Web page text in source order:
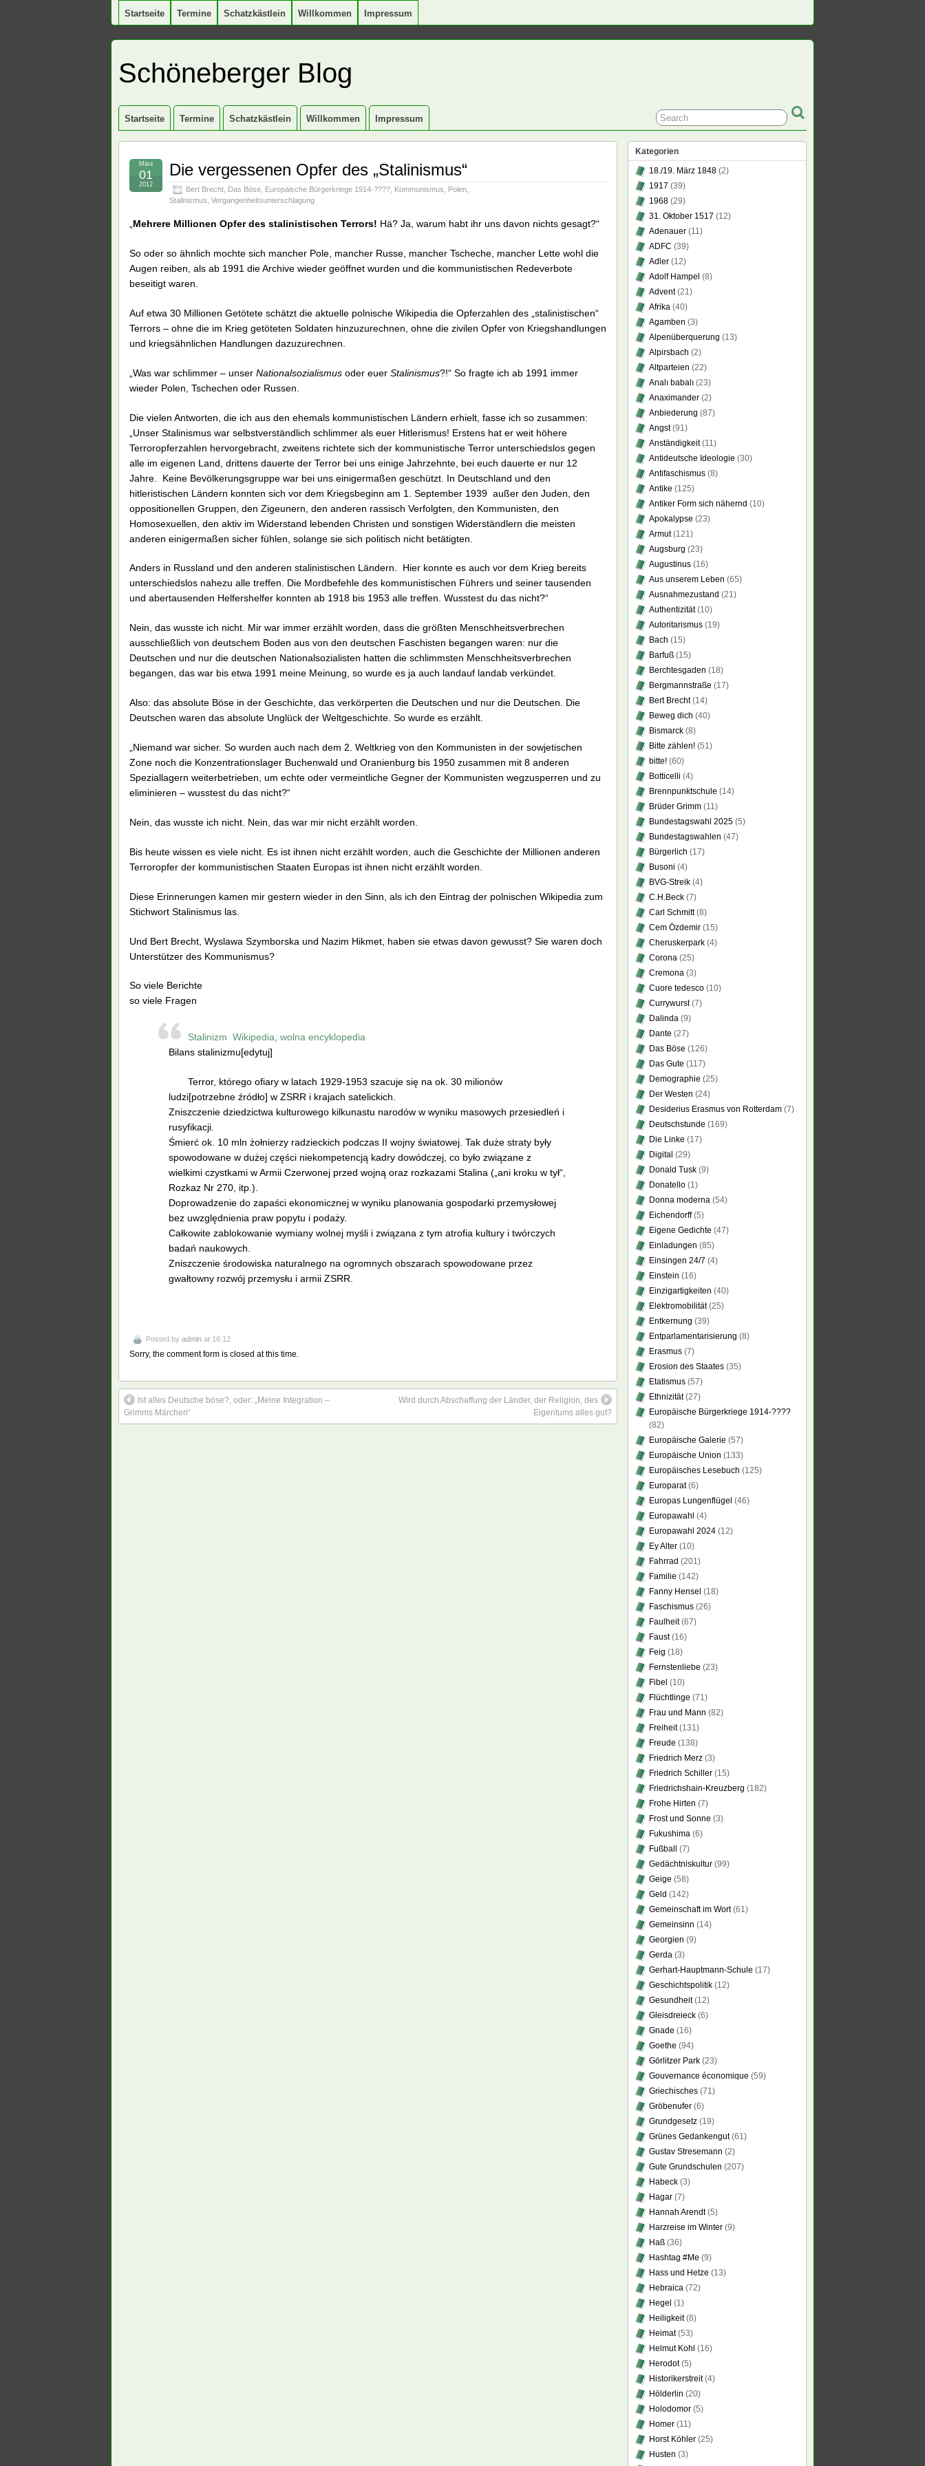
Startseite Termine Schatzkästlein Willkommen Impressum
Schöneberger Blog
Startseite Termine Schatzkästlein Willkommen Impressum
Die vergessenen Opfer des „Stalinismus“
Bert Brecht Das Böse Europäische Bürgerkriege 1914-???? Kommunismus Polen
Stalinismus Vergangenheitsunterschlagung
März
01
2012
Mehrere Millionen Opfer des stalinistischen Terrors! Hä? Ja, warum habt ihr uns davon nichts gesagt?“
So oder so ähnlich mochte sich mancher Pole, mancher Russe, mancher Tscheche, mancher Lette wohl die
Augen reiben, als ab 1991 die Archive wieder geöffnet wurden und die kommunistischen Redeverbote
beseitigt waren.
Auf etwa 30 Millionen Getötete schätzt die aktuelle polnische Wikipedia die Opferzahlen des „stalinistischen“
Terrors – ohne die im Krieg getöteten Soldaten hinzuzurechnen, ohne die zivilen Opfer von Kriegshandlungen
und kriegsähnlichen Handlungen dazuzurechnen.
„Was war schlimmer – unser Nationalsozialismus oder euer Stalinismus?!“ So fragte ich ab 1991 immer
wieder Polen, Tschechen oder Russen.
Die vielen Antworten, die ich aus den ehemals kommunistischen Ländern erhielt, fasse ich so zusammen:
„Unser Stalinismus war selbstverständlich schlimmer als euer Hitlerismus! Erstens hat er weit höhere
Terroropferzahlen hervorgebracht, zweitens richtete sich der kommunistische Terror unterschiedslos gegen
alle im eigenen Land, drittens dauerte der Terror bei uns einige Jahrzehnte, bei euch dauerte er nur 12
Jahre. Keine Bevölkerungsgruppe war bei uns einigermaßen geschützt. In Deutschland und den
hitleristischen Ländern konnten sich vor dem Kriegsbeginn am 1. September 1939 außer den Juden, den
oppositionellen Gruppen, den Zigeunern, den anderen rassisch Verfolgten, den Kommunisten, den
Homosexuellen, den aktiv im Widerstand lebenden Christen und sonstigen Widerständlern die meisten
anderen einigermaßen sicher fühlen, solange sie sich politisch nicht betätigten.
Anders in Russland und den anderen stalinistischen Ländern. Hier konnte es auch vor dem Krieg bereits
unterschiedslos nahezu alle treffen. Die Mordbefehle des kommunistischen Führers und seiner tausenden
und abertausenden Helfershelfer konnten ab 1918 bis 1953 alle treffen. Wusstest du das nicht?“
Nein, das wusste ich nicht. Mir war immer erzählt worden, dass die größten Menschheitsverbrechen
ausschließlich von deutschem Boden aus von den deutschen Faschisten begangen waren: nur die
Deutschen und nur die deutschen Nationalsozialisten hatten die schlimmsten Menschheitsverbrechen
begangen, das war bis etwa 1991 meine Meinung, so wurde es ja auch landauf landab verkündet.
Also: das absolute Böse in der Geschichte, das verkörperten die Deutschen und nur die Deutschen. Die
Deutschen waren das absolute Unglück der Weltgeschichte. So wurde es erzählt.
„Niemand war sicher. So wurden auch nach dem 2. Weltkrieg von den Kommunisten in der sowjetischen
Zone noch die Konzentrationslager Buchenwald und Oranienburg bis 1950 zusammen mit 8 anderen
Speziallagern weiterbetrieben, um echte oder vermeintliche Gegner der Kommunisten wegzusperren und zu
eliminieren – wusstest du das nicht?“
Nein, das wusste ich nicht. Nein, das war mir nicht erzählt worden.
Bis heute wissen es viele nicht. Es ist ihnen nicht erzählt worden, auch die Geschichte der Millionen anderen
Terroropfer der kommunistischen Staaten Europas ist ihnen nicht erzählt worden.
Diese Erinnerungen kamen mir gestern wieder in den Sinn, als ich den Eintrag der polnischen Wikipedia zum
Stichwort Stalinismus las.
Und Bert Brecht, Wyslawa Szymborska und Nazim Hikmet, haben sie etwas davon gewusst? Sie waren doch
Unterstützer des Kommunismus?
So viele Berichte
so viele Fragen
Stalinizm  Wikipedia, wolna encyklopedia
Bilans stalinizmu[edytuj]
Terror, którego ofiary w latach 1929-1953 szacuje się na ok. 30 milionów
ludzi[potrzebne źródło] w ZSRR i krajach satelickich.
Zniszczenie dziedzictwa kulturowego kilkunastu narodów w wyniku masowych przesiedleń i
rusyfikacji.
Śmierć ok. 10 mln żołnierzy radzieckich podczas II wojny światowej. Tak duże straty były
spowodowane w dużej części niekompetencją kadry dowódczej, co było związane z
wielkimi czystkami w Armii Czerwonej przed wojną oraz rozkazami Stalina („ani kroku w tył“,
Rozkaz Nr 270, itp.).
Doprowadzenie do zapaści ekonomicznej w wyniku planowania gospodarki przemysłowej
bez uwzględnienia praw popytu i podaży.
Całkowite zablokowanie wymiany wolnej myśli i związana z tym atrofia kultury i twórczych
badań naukowych.
Zniszczenie środowiska naturalnego na ogromnych obszarach spowodowane przez
gwałtowny rozwój przemysłu i armii ZSRR.
Posted by admin at 16:12
Sorry, the comment form is closed at this time.
Ist alles Deutsche böse?, oder: „Meine Integration –
Grimms Märchen“
Wird durch Abschaffung der Länder, der Religion, des
Eigentums alles gut?
Kategorien
18./19. März 1848 (2)
1917 (39)
1968 (29)
31. Oktober 1517 (12)
Adenauer (11)
ADFC (39)
Adler (12)
Adolf Hampel (8)
Advent(21)
Afrika (40)
Agamben (3)
Alpenüberquerung (13)
Alpirsbach (2)
Altparteien (22)
Analı babalı (23)
Anaximander (2)
Anbiederung (87)
Angst(91)
Anständigkeit(11)
Antideutsche Ideologie (30)
Antifaschismus (8)
Antike (125)
Antiker Form sich nähernd (10)
Apokalypse (23)
Armut(121)
Augsburg (23)
Augustinus (16)
Aus unserem Leben (65)
Ausnahmezustand (21)
Authentizität(10)
Autoritarismus (19)
Bach (15)
Barfuß (15)
Berchtesgaden (18)
Bergmannstraße (17)
Bert Brecht(14)
Beweg dich (40)
Bismarck (8)
Bitte zählen! (51)
bitte! (60)
Botticelli (4)
Brennpunktschule (14)
Brüder Grimm (11)
Bundestagswahl 2025 (5)
Bundestagswahlen (47)
Bürgerlich (17)
Busoni (4)
BVG-Streik (4)
C.H.Beck (7)
Carl Schmitt(8)
Cem Özdemir (15)
Cheruskerpark (4)
Corona (25)
Cremona (3)
Cuore tedesco (10)
Currywurst(7)
Dalinda (9)
Dante (27)
Das Böse (126)
Das Gute (117)
Demographie (25)
Der Westen (24)
Desiderius Erasmus von Rotterdam (7)
Deutschstunde (169)
Die Linke (17)
Digital (29)
Donald Tusk (9)
Donatello (1)
Donna moderna (54)
Eichendorff(5)
Eigene Gedichte (47)
Einladungen (85)
Einsingen 24/7 (4)
Einstein (16)
Einzigartigkeiten (40)
Elektromobilität(25)
Entkernung (39)
Entparlamentarisierung (8)
Erasmus (7)
Erosion des Staates (35)
Etatismus (57)
Ethnizität(27)
Europäische Bürgerkriege 1914-????
(82)
Europäische Galerie (57)
Europäische Union (133)
Europäisches Lesebuch (125)
Europarat(6)
Europas Lungenflügel (46)
Europawahl (4)
Europawahl 2024 (12)
Ey Alter (10)
Fahrrad (201)
Familie (142)
Fanny Hensel (18)
Faschismus (26)
Faulheit(67)
Faust(16)
Feig (18)
Fernstenliebe (23)
Fibel (10)
Flüchtlinge (71)
Frau und Mann (82)
Freiheit(131)
Freude (138)
Friedrich Merz (3)
Friedrich Schiller (15)
Friedrichshain-Kreuzberg (182)
Frohe Hirten (7)
Frost und Sonne (3)
Fukushima (6)
Fußball
(7)
Gedächtniskultur (99)
Geige (58)
Geld (142)
Gemeinschaft im Wort(61)
Gemeinsinn (14)
Georgien (9)
Gerda (3)
Gerhart-Hauptmann-Schule (17)
Geschichtspolitik (12)
Gesundheit(12)
Gleisdreieck (6)
Gnade (16)
Goethe (94)
Görlitzer Park (23)
Gouvernance économique (59)
Griechisches (71)
Gröbenufer (6)
Grundgesetz (19)
Grünes Gedankengut(61)
Gustav Stresemann (2)
Gute Grundschulen (207)
Habeck (3)
Hagar (7)
Hannah Arendt(5)
Harzreise im Winter (9)
Haß (36)
Hashtag #Me (9)
Hass und Hetze (13)
Hebraica (72)
Hegel (1)
Heiligkeit(8)
Heimat(53)
Helmut Kohl (16)
Herodot(5)
Historikerstreit(4)
Hölderlin (20)
Holodomor (5)
Homer (11)
Horst Köhler (25)
Husten (3)